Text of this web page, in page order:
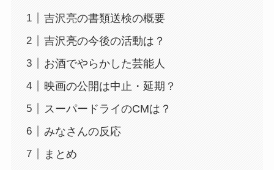
吉沢亮の書類送検の概要
吉沢亮の今後の活動は？
お酒でやらかした芸能人
映画の公開は中止・延期？
スーパードライのCMは？
みなさんの反応
まとめ